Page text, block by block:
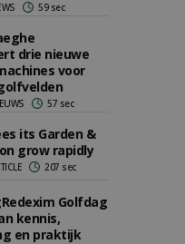
59 sec
drie nieuwe
voor
57 sec
its Garden &
grow rapidly
207 sec
Golfdag
kennis,
en praktijk